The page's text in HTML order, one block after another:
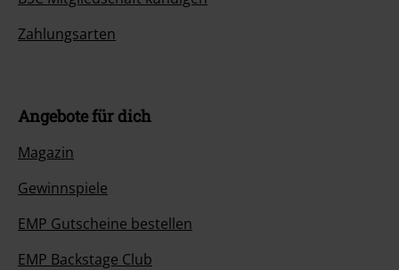
Zahlungsarten
Angebote für dich
Magazin
Gewinnspiele
EMP Gutscheine bestellen
EMP Backstage Club